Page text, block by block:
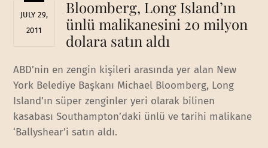
JULY 29,
2011
Bloomberg, Long Island’ın
ünlü malikanesini 20 milyon
dolara satın aldı
ABD’nin en zengin kişileri arasında yer alan New
York Belediye Başkanı Michael Bloomberg, Long
Island’ın süper zenginler yeri olarak bilinen
kasabası Southampton’daki ünlü ve tarihi malikane
‘Ballyshear’i satın aldı.